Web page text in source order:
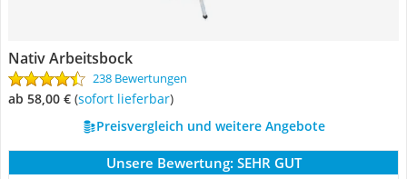
Nativ Arbeitsbock
238 Bewertungen
ab 58,00 € ( Sofort lieferbar)
Preisvergleich und weitere Angebote
Unsere Bewertung: SEHR GUT